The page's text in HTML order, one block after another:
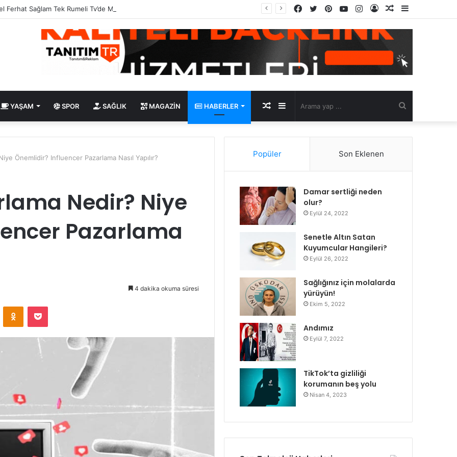
Ferhat Sağlam Tek Rumeli Tv’de Marka Atölyesi Programına Konuk Oldu
Kenar
Rastgele
Kayıt
Instagram
YouTube
Pinterest
Twitter
Facebook
YAŞAM SPOR SAĞLIK MAGAZIN HABERLER
yap
Kenar
Bölmesi
Rastgele
Makale
Önemlidir? Influencer Pazarlama Nasıl Yapılır?
Nedir? Niye
Pazarlama
4 dakika okuma süresi
Odnoklassniki
Pocket
Popüler Son Eklenen
Damar sertliği neden
olur?
Eylül 24, 2022
Senetle Altın Satan
Kuyumcular Hangileri?
Eylül 26, 2022
Sağlığınız için molalarda
yürüyün!
Ekim 5, 2022
Andımız
Eylül 7, 2022
TikTok’ta gizliliği
korumanın beş yolu
Nisan 4, 2023